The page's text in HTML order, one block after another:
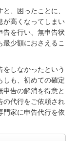
、困ったことに、
が高くなってしまい
告を行い、無申告状
少額におさえるこ
しなかったという
しも、初めての確定
告の解消を得意と
の代行をご依頼され
門家に申告代行を依